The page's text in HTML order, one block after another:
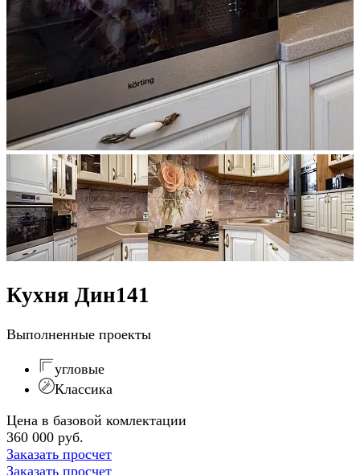
Кухня Дин141
Выполненные проекты
угловые
Классика
Цена в базовой комлектации
360 000 руб.
Заказать просчет
Заказать просчет